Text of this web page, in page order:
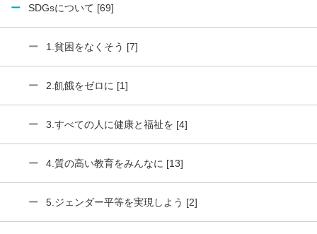
SDGsについて [69]
1.貧困をなくそう [7]
2.飢餓をゼロに [1]
3.すべての人に健康と福祉を [4]
4.質の高い教育をみんなに [13]
5.ジェンダー平等を実現しよう [2]